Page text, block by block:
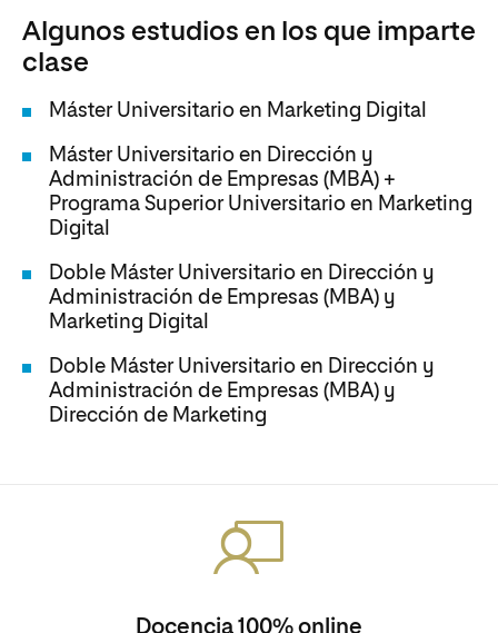
Algunos estudios en los que imparte
clase
Máster Universitario en Marketing Digital
Máster Universitario en Dirección y
Administración de Empresas (MBA) +
Programa Superior Universitario en Marketing
Digital
Doble Máster Universitario en Dirección y
Administración de Empresas (MBA) y
Marketing Digital
Doble Máster Universitario en Dirección y
Administración de Empresas (MBA) y
Dirección de Marketing
Docencia 100% online